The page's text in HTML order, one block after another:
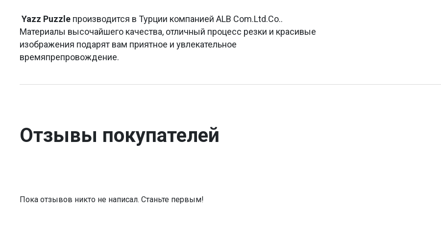
Yazz Puzzle производится в Турции компанией ALB Com.Ltd.Co..
Материалы высочайшего качества, отличный процесс резки и красивые
изображения подарят вам приятное и увлекательное
времяпрепровождение.
Отзывы покупателей
Пока отзывов никто не написал. Станьте первым!